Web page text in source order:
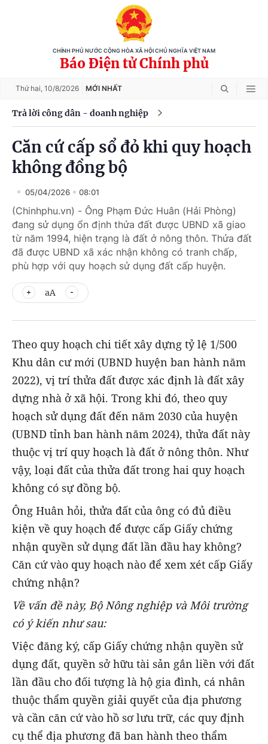
CHÍNH PHỦ NƯỚC CỘNG HÒA XÃ HỘI CHỦ NGHĨA VIỆT NAM
Báo Điện tử Chính phủ
Thứ hai, 10/8/2026 MỚI NHẤT
Trả lời công dân - doanh nghiệp
Căn cứ cấp sổ đỏ khi quy hoạch
không đồng bộ
05/04/2026 08:01
(Chinhphu.vn) - Ông Phạm Đức Huân (Hải Phòng)
đang sử dụng ổn định thửa đất được UBND xã giao
từ năm 1994, hiện trạng là đất ở nông thôn. Thửa đất
đã được UBND xã xác nhận không có tranh chấp,
phù hợp với quy hoạch sử dụng đất cấp huyện.
aA
Theo quy hoạch chi tiết xây dựng tỷ lệ 1/500
Khu dân cư mới (UBND huyện ban hành năm
2022), vị trí thửa đất được xác định là đất xây
dựng nhà ở xã hội. Trong khi đó, theo quy
hoạch sử dụng đất đến năm 2030 của huyện
(UBND tỉnh ban hành năm 2024), thửa đất này
thuộc vị trí quy hoạch là đất ở nông thôn. Như
vậy, loại đất của thửa đất trong hai quy hoạch
không có sự đồng bộ.
Ông Huân hỏi, thửa đất của ông có đủ điều
kiện về quy hoạch để được cấp Giấy chứng
nhận quyền sử dụng đất lần đầu hay không?
Căn cứ vào quy hoạch nào để xem xét cấp Giấy
chứng nhận?
Về vấn đề này, Bộ Nông nghiệp và Môi trường
có ý kiến như sau:
Việc đăng ký, cấp Giấy chứng nhận quyền sử
dụng đất, quyền sở hữu tài sản gắn liền với đất
lần đầu cho đối tượng là hộ gia đình, cá nhân
thuộc thẩm quyền giải quyết của địa phương
và cần căn cứ vào hồ sơ lưu trữ, các quy định
cụ thể địa phương đã ban hành theo thẩm